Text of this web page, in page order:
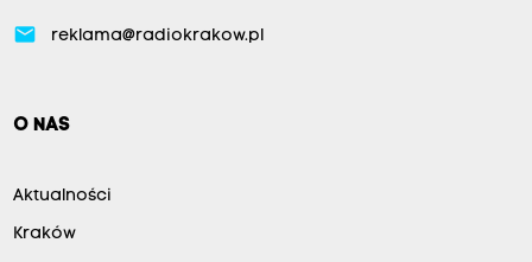
email reklama@radiokrakow.pl
O NAS
Aktualności
Kraków